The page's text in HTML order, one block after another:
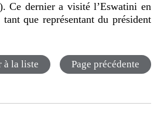
Ce dernier a visité l’Eswatini en
que représentant du président
à la liste Page précédente